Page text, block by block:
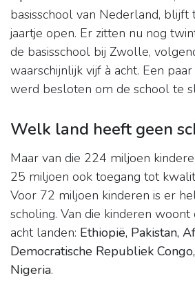
basisschool van Nederland, blijft
jaartje open. Er zitten nu nog
de basisschool bij Zwolle,
waarschijnlijk vijf à acht. Een
werd besloten om de school te
Welk land heeft geen
Maar van die 224 miljoen
25 miljoen ook toegang tot
Voor 72 miljoen kinderen is er
scholing. Van die kinderen
acht landen: Ethiopië, Pakistan,
Democratische Republiek
Nigeria.